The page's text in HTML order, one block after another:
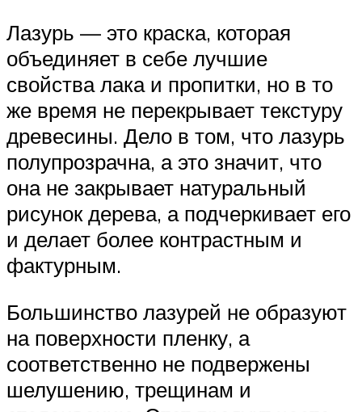
Лазурь — это краска, которая
объединяет в себе лучшие
свойства лака и пропитки, но в то
же время не перекрывает текстуру
древесины. Дело в том, что лазурь
полупрозрачна, а это значит, что
она не закрывает натуральный
рисунок дерева, а подчеркивает его
и делает более контрастным и
фактурным.
Большинство лазурей не образуют
на поверхности пленку, а
соответственно не подвержены
шелушению, трещинам и